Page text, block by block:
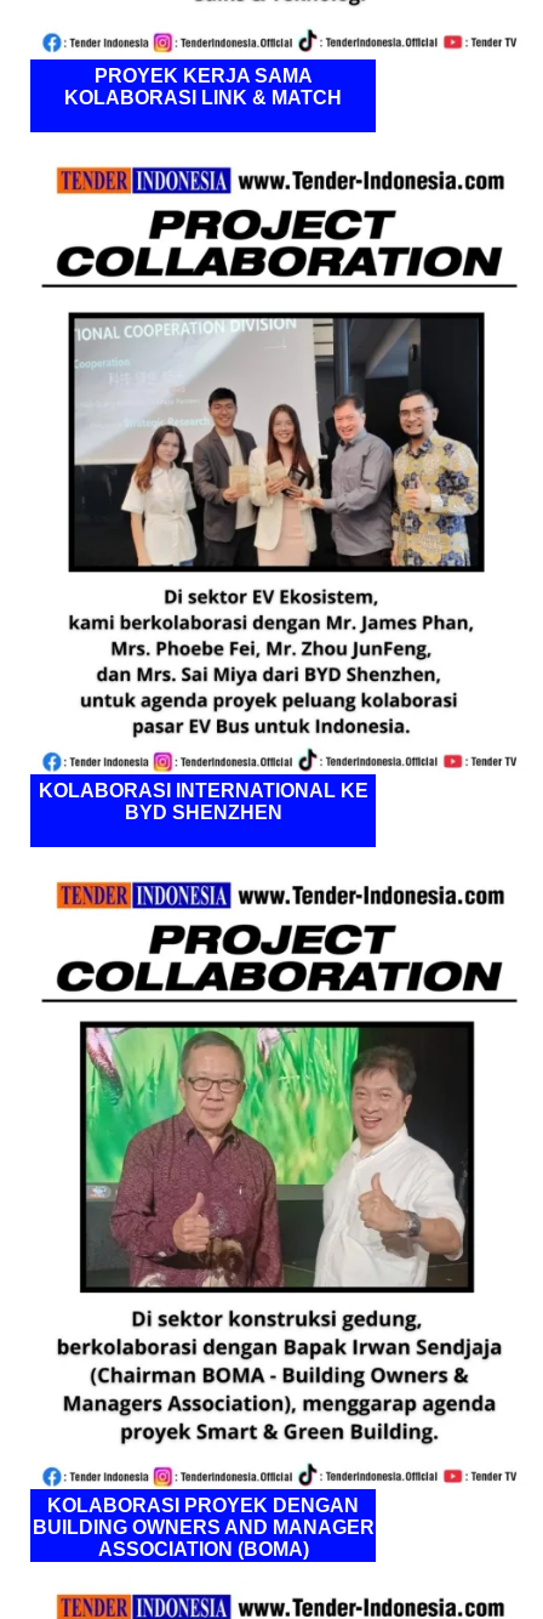
PROYEK KERJA SAMA
KOLABORASI LINK & MATCH
KOLABORASI INTERNATIONAL KE
BYD SHENZHEN
KOLABORASI PROYEK DENGAN
BUILDING OWNERS AND MANAGER
ASSOCIATION (BOMA)